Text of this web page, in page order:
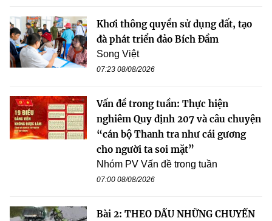
Khơi thông quyền sử dụng đất, tạo
đà phát triển đảo Bích Đầm
Song Việt
07:23 08/08/2026
Vấn đề trong tuần: Thực hiện
nghiêm Quy định 207 và câu chuyện
“cán bộ Thanh tra như cái gương
cho người ta soi mặt”
Nhóm PV Vấn đề trong tuần
07:00 08/08/2026
Bài 2: THEO DẤU NHỮNG CHUYẾN